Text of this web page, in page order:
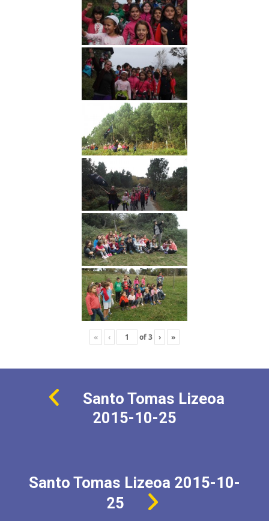
« ‹ of3 › »
Santo Tomas Lizeoa
2015-10-25
Santo Tomas Lizeoa 2015-10-
25